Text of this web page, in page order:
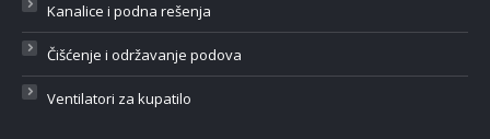
Kanalice i podna rešenja
Čišćenje i održavanje podova
Ventilatori za kupatilo